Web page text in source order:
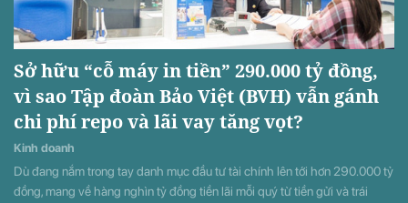
Sở hữu “cỗ máy in tiền” 290.000 tỷ đồng,
vì sao Tập đoàn Bảo Việt (BVH) vẫn gánh
chi phí repo và lãi vay tăng vọt?
Kinh doanh
Dù đang nắm trong tay danh mục đầu tư tài chính lên tới hơn 290.000 tỷ
đồng, mang về hàng nghìn tỷ đồng tiền lãi mỗi quý từ tiền gửi và trái